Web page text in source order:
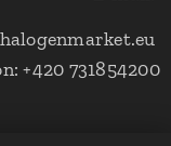
+420 731854200